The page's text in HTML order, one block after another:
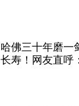
哈佛三十年磨一
长寿！网友直呼